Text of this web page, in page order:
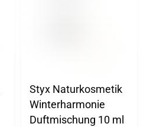
Styx Naturkosmetik
Winterharmonie
Duftmischung 10 ml